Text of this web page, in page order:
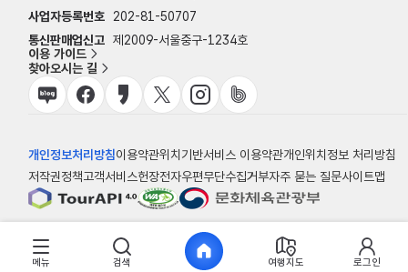
사업자등록번호
202-81-50707
통신판매업신고 제2009-서울중구-1234호
이용 가이드
찾아오시는 길
개인정보처리방침이용약관위치기반서비스 이용약관개인위치정보 처리방침
저작권정책고객서비스헌장전자우편무단수집거부자주 묻는 질문사이트맵
© 한국관광공사
메뉴 검색 여행지도 로그인